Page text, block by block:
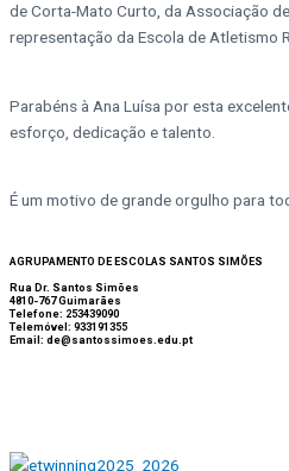
de Corta-Mato Curto, da Associação
representação da Escola de Atletismo
Parabéns à Ana Luísa por esta
esforço, dedicação e talento.
É um motivo de grande orgulho para
AGRUPAMENTO DE ESCOLAS SANTOS SIMÕES
Rua Dr. Santos Simões
4810-767 Guimarães
Telefone: 253439090
Telemóvel: 933191355
Email: de@santossimoes.edu.pt